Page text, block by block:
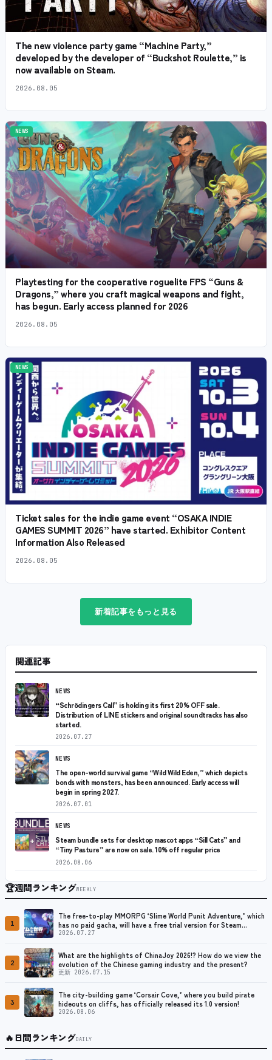
The new violence party game “Machine Party,”
developed by the developer of “Buckshot Roulette,” is
now available on Steam.
2026.08.05
NEWS
Playtesting for the cooperative roguelite FPS “Guns &
Dragons,” where you craft magical weapons and fight,
has begun. Early access planned for 2026
2026.08.05
NEWS
Ticket sales for the indie game event “OSAKA INDIE
GAMES SUMMIT 2026” have started. Exhibitor Content
Information Also Released
2026.08.05
新着記事をもっと見る
関連記事
NEWS
“Schrödingers Call” is holding its first 20% OFF sale.
Distribution of LINE stickers and original soundtracks has also
started.
2026.07.27
NEWS
The open-world survival game “Wild Wild Eden,” which depicts
bonds with monsters, has been announced. Early access will
begin in spring 2027.
2026.07.01
NEWS
Steam bundle sets for desktop mascot apps “Sill Cats” and
“Tiny Pasture” are now on sale. 10% off regular price
2026.08.06
🏆週間ランキングWEEKLY
1
The free-to-play MMORPG ‘Slime World Punit Adventure,’ which
has no paid gacha, will have a free trial version for Steam
released at the end of August.
2026.07.27
2
What are the highlights of ChinaJoy 2026!? How do we view the
evolution of the Chinese gaming industry and the present?
更新 2026.07.15
3
The city-building game ‘Corsair Cove,’ where you build pirate
hideouts on cliffs, has officially released its 1.0 version!
2026.08.06
🔥日間ランキングDAILY